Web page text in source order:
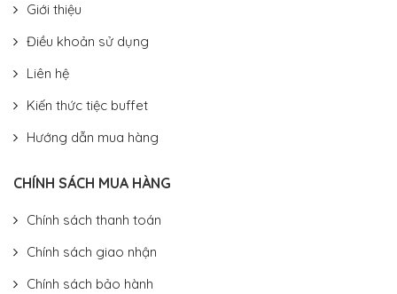
Giới thiệu
Điều khoản sử dụng
Liên hệ
Kiến thức tiệc buffet
Hướng dẫn mua hàng
CHÍNH SÁCH MUA HÀNG
Chính sách thanh toán
Chính sách giao nhận
Chính sách bảo hành